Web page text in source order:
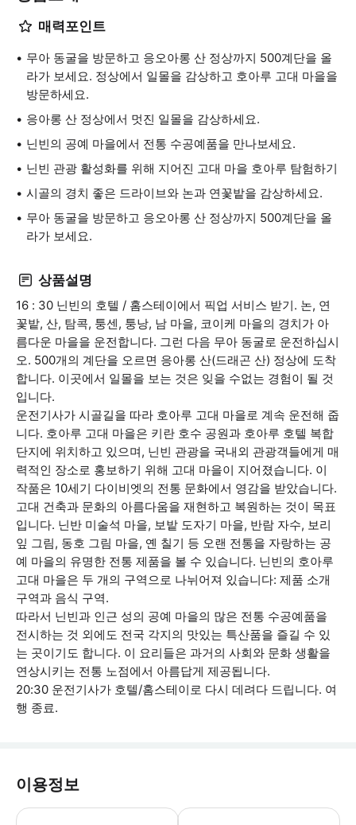
매력포인트
무아 동굴을 방문하고 응오아롱 산 정상까지 500계단을 올
라가 보세요. 정상에서 일몰을 감상하고 호아루 고대 마을을
방문하세요.
응아롱 산 정상에서 멋진 일몰을 감상하세요.
닌빈의 공예 마을에서 전통 수공예품을 만나보세요.
닌빈 관광 활성화를 위해 지어진 고대 마을 호아루 탐험하기
시골의 경치 좋은 드라이브와 논과 연꽃밭을 감상하세요.
무아 동굴을 방문하고 응오아롱 산 정상까지 500계단을 올
라가 보세요.
상품설명
16 : 30 닌빈의 호텔 / 홈스테이에서 픽업 서비스 받기. 논, 연
꽃밭, 산, 탐콕, 퉁센, 퉁낭, 남 마을, 코이케 마을의 경치가 아
름다운 마을을 운전합니다. 그런 다음 무아 동굴로 운전하십시
오. 500개의 계단을 오르면 응아롱 산(드래곤 산) 정상에 도착
합니다. 이곳에서 일몰을 보는 것은 잊을 수없는 경험이 될 것
입니다.
운전기사가 시골길을 따라 호아루 고대 마을로 계속 운전해 줍
니다. 호아루 고대 마을은 키란 호수 공원과 호아루 호텔 복합
단지에 위치하고 있으며, 닌빈 관광을 국내외 관광객들에게 매
력적인 장소로 홍보하기 위해 고대 마을이 지어졌습니다. 이
작품은 10세기 다이비엣의 전통 문화에서 영감을 받았습니다.
고대 건축과 문화의 아름다움을 재현하고 복원하는 것이 목표
입니다. 닌반 미술석 마을, 보밭 도자기 마을, 반람 자수, 보리
잎 그림, 동호 그림 마을, 옌 칠기 등 오랜 전통을 자랑하는 공
예 마을의 유명한 전통 제품을 볼 수 있습니다. 닌빈의 호아루
고대 마을은 두 개의 구역으로 나뉘어져 있습니다: 제품 소개
구역과 음식 구역.
따라서 닌빈과 인근 성의 공예 마을의 많은 전통 수공예품을
전시하는 것 외에도 전국 각지의 맛있는 특산품을 즐길 수 있
는 곳이기도 합니다. 이 요리들은 과거의 사회와 문화 생활을
연상시키는 전통 노점에서 아름답게 제공됩니다.
20:30 운전기사가 호텔/홈스테이로 다시 데려다 드립니다. 여
행 종료.
이용정보
무아 동굴까지 하이킹할 때는 편안한